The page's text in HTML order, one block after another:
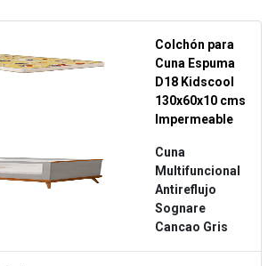
Colchón para
Cuna Espuma
D18 Kidscool
130x60x10 cms
Impermeable
Cuna
Multifuncional
Antireflujo
Sognare
Cancao Gris